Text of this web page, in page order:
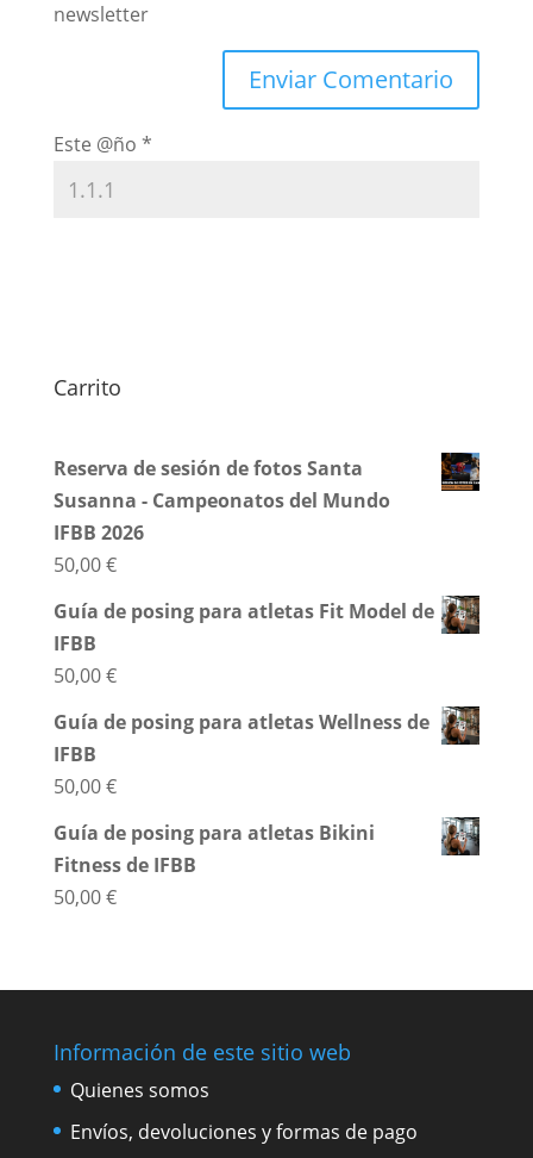
newsletter
Este @ño *
Carrito
Reserva de sesión de fotos Santa
Susanna - Campeonatos del Mundo
IFBB 2026
50,00€
Guía de posing para atletas Fit Model de
IFBB
50,00€
Guía de posing para atletas Wellness de
IFBB
50,00€
Guía de posing para atletas Bikini
Fitness de IFBB
50,00€
Información de este sitio web
Quienes somos
Envíos, devoluciones y formas de pago